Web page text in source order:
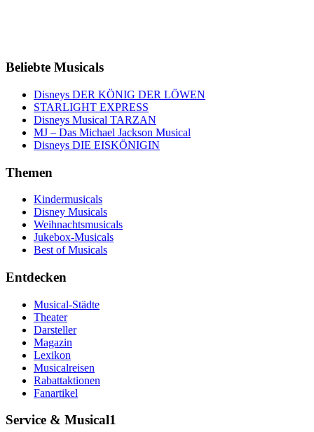
Beliebte Musicals
Disneys DER KÖNIG DER LÖWEN
STARLIGHT EXPRESS
Disneys Musical TARZAN
MJ – Das Michael Jackson Musical
Disneys DIE EISKÖNIGIN
Themen
Kindermusicals
Disney Musicals
Weihnachtsmusicals
Jukebox-Musicals
Best of Musicals
Entdecken
Musical-Städte
Theater
Darsteller
Magazin
Lexikon
Musicalreisen
Rabattaktionen
Fanartikel
Service & Musical1